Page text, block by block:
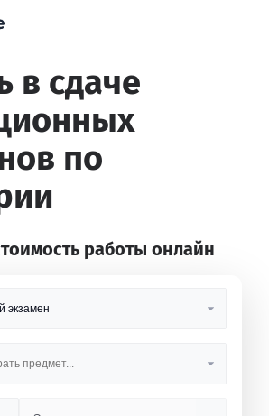
в сдаче
по
работы онлайн